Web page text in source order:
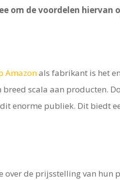
om de voordelen hiervan
Amazonals fabrikant is het
scala aan producten.
enorme publiek. Dit biedt
de prijsstelling van hun